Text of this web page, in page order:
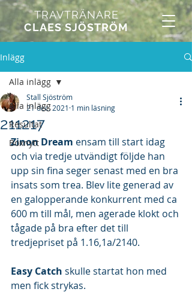
TRAVTRÄNARE
CLAES SJÖSTRÖM
Inlägg
Alla inlägg
Resultat
Boxnytt
Alla inlägg
211217
Stall Sjöström
21 dec. 2021 1 min läsning
Zinon Dream ensam till start idag
och via tredje utvändigt följde han
upp sin fina seger senast med en bra
insats som trea. Blev lite generad av
en galopperande konkurrent med ca
600 m till mål, men agerade klokt och
tågade på bra efter det till
tredjepriset på 1.16,1a/2140.
Easy Catch skulle startat hon med
men fick strykas.